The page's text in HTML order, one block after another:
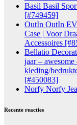
Basil Basil
[#749459]
OutIn OutIn
Case | Voor
Accessoires
Bellatio
jaar –
kleding/
[#450083]
Norfy Norfy
Recente reacties